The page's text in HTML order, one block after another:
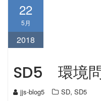
22
5月
2018
SD5 環境
jjs-blog5 SD, SD5